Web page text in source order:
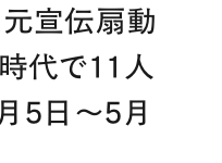
宣伝扇動
代で11人
5日～5月